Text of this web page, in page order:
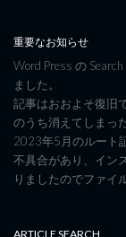
重要なお知らせ
Word Press の
ました。
記事はおおよそ復旧
のうち消えてしまっ
2023年5月のルート
不具合があり、イン
りましたのでファイ
ARTICLE SEARCH